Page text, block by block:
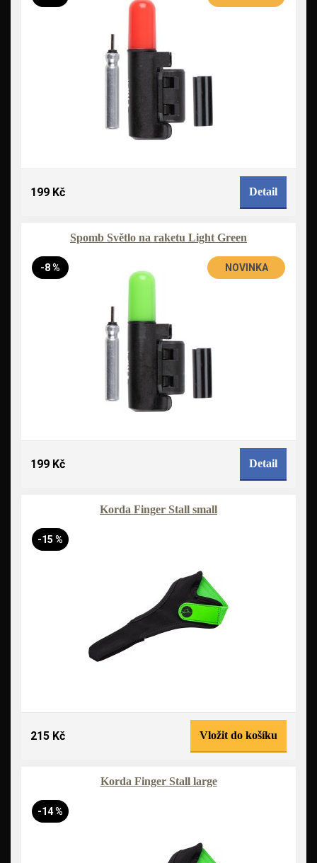
199 Kč Detail
Spomb Světlo na raketu Light Green
-8 % NOVINKA
199 Kč Detail
Korda Finger Stall small
-15 %
215 Kč Vložit do košíku
Korda Finger Stall large
-14 %